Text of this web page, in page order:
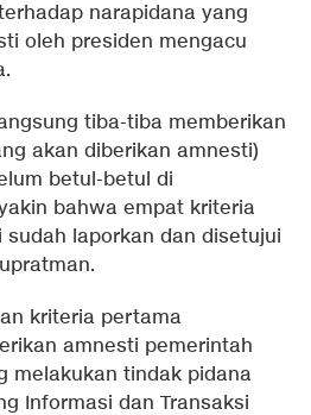
narapidana yang
oleh presiden mengacu
tiba-tiba memberikan
akan diberikan amnesti)
betul-betul di
bahwa empat kriteria
laporkan dan disetujui
kriteria pertama
amnesti pemerintah
melakukan tindak pidana
Informasi dan Transaksi